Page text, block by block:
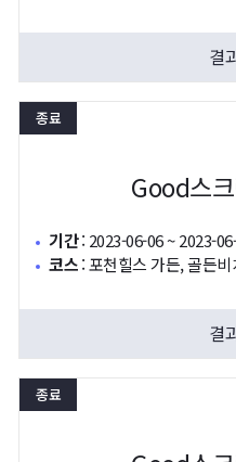
결
종료
Good스
기간: 2023-06-06 ~ 2023-
코스:포천힐스 가든, 골든
결
종료